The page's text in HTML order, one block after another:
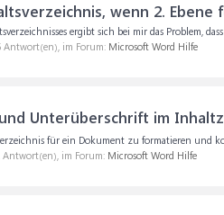
wenn 2. Ebene
ergibt sich bei mir das Problem,
Antwort(en), im Forum: Microsoft Word Hilfe
Unterüberschrift im
für ein Dokument zu formatieren und
Antwort(en), im Forum: Microsoft Word Hilfe